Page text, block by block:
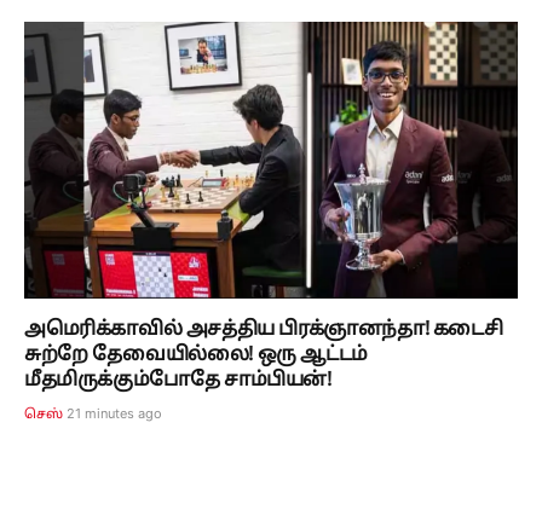
அமெரிக்காவில் அசத்திய பிரக்ஞானந்தா! கடைசி
சுற்றே தேவையில்லை! ஒரு ஆட்டம்
மீதமிருக்கும்போதே சாம்பியன்!
செஸ் 21 minutes ago